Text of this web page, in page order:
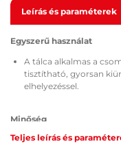
Leírás és paraméterek
Egyszerű használat
A tálca alkalmas a
tisztítható, gyorsan
elhelyezéssel.
Minőség
Minden
Teljes leírás és